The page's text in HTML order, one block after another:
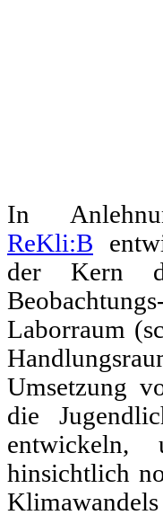
In
ReKli:B
der Kern
Laborraum
Umsetzung
die
entwickeln,
hinsichtlich